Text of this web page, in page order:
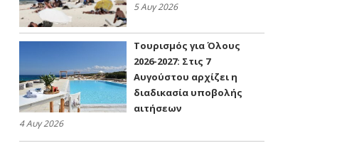
5 Αυγ 2026
Τουρισμός για Όλους
2026-2027: Στις 7
Αυγούστου αρχίζει η
διαδικασία υποβολής
αιτήσεων
4 Αυγ 2026